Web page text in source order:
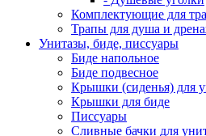
Комплектующие для
Трапы для душа и
Унитазы, биде, писсуары
Биде напольное
Биде подвесное
Крышки (сиденья) для
Крышки для биде
Писсуары
Сливные бачки для